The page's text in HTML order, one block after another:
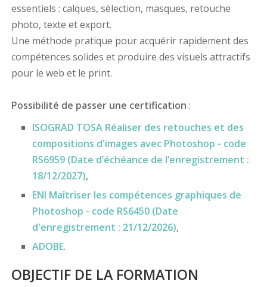
essentiels : calques, sélection, masques, retouche
photo, texte et export.
Une méthode pratique pour acquérir rapidement des
compétences solides et produire des visuels attractifs
pour le web et le print.
Possibilité de passer une certification :
ISOGRAD TOSA Réaliser des retouches et des
compositions d'images avec Photoshop - code
RS6959 (Date d’échéance de l’enregistrement :
18/12/2027),
ENI Maîtriser les compétences graphiques de
Photoshop - code RS6450 (Date
d'enregistrement : 21/12/2026),
ADOBE.
OBJECTIF DE LA FORMATION